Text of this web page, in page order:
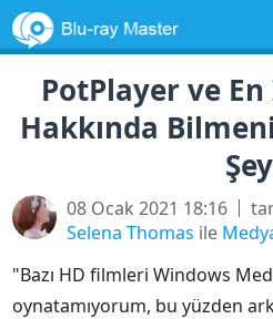
PotPlayer ve
Hakkında
Şey
08 Ocak 2021 18:16
Selena Thomas ile
"Bazı HD filmleri Windows
oynatamıyorum, bu yüzden